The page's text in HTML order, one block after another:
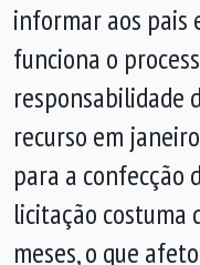
informar aos pais
funciona o
responsabilidade
recurso em
para a confecção
licitação costuma
meses, o que